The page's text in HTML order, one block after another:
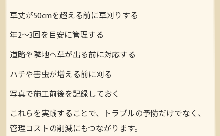
草丈が50cmを超える前に草刈りする
年2〜3回を目安に管理する
道路や隣地へ草が出る前に対応する
ハチや害虫が増える前に刈る
写真で施工前後を記録しておく
これらを実践することで、トラブルの予防だけでなく、
管理コストの削減にもつながります。